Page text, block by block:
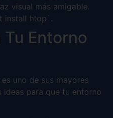
visual más amigable.
install htop`.
Entorno
uno de sus mayores
ideas para que tu entorno